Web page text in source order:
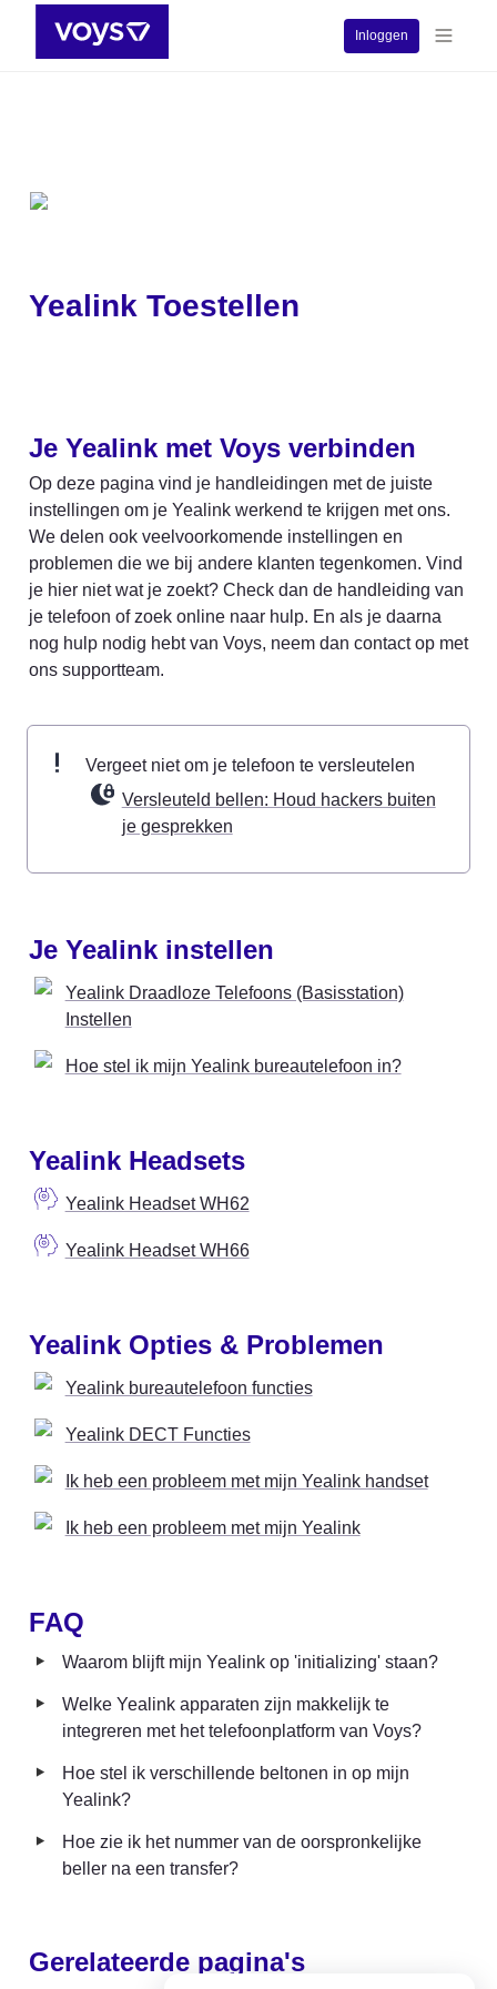
Inloggen
Yealink Toestellen
Je Yealink met Voys verbinden
Op deze pagina vind je handleidingen met de juiste
instellingen om je Yealink werkend te krijgen met ons.
We delen ook veelvoorkomende instellingen en
problemen die we bij andere klanten tegenkomen. Vind
je hier niet wat je zoekt? Check dan de handleiding van
je telefoon of zoek online naar hulp. En als je daarna
nog hulp nodig hebt van Voys, neem dan contact op met
ons supportteam.
Vergeet niet om je telefoon te versleutelen
Versleuteld bellen: Houd hackers buiten
je gesprekken
Je Yealink instellen
Yealink Draadloze Telefoons (Basisstation)
Instellen
Hoe stel ik mijn Yealink bureautelefoon in?
Yealink Headsets
Yealink Headset WH62
Yealink Headset WH66
Yealink Opties & Problemen
Yealink bureautelefoon functies
Yealink DECT Functies
Ik heb een probleem met mijn Yealink handset
Ik heb een probleem met mijn Yealink
FAQ
‣ Waarom blijft mijn Yealink op 'initializing' staan?
‣
Welke Yealink apparaten zijn makkelijk te
integreren met het telefoonplatform van Voys?
‣
Hoe stel ik verschillende beltonen in op mijn
Yealink?
‣
Hoe zie ik het nummer van de oorspronkelijke
beller na een transfer?
Gerelateerde pagina's